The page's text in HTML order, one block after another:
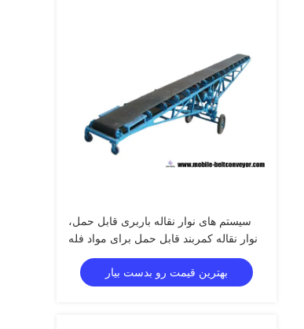
سیستم های نوار نقاله باربری قابل حمل،
نوار نقاله کمربند قابل حمل برای مواد فله
بهترین قیمت رو بدست بیار